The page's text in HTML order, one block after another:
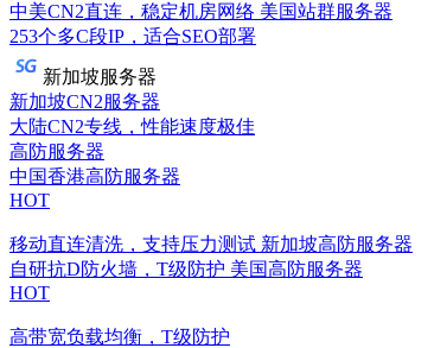
中美CN2直连，稳定机房网络 美国站群服务器
253个多C段IP，适合SEO部署
新加坡服务器
新加坡CN2服务器
大陆CN2专线，性能速度极佳
高防服务器
中国香港高防服务器
HOT
移动直连清洗，支持压力测试 新加坡高防服务器
自研抗D防火墙，T级防护 美国高防服务器
HOT
高带宽负载均衡，T级防护